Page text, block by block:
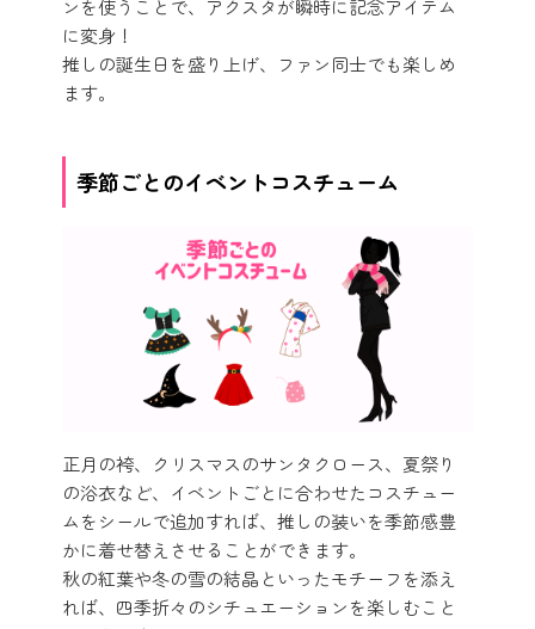
ンを使うことで、アクスタが瞬時に記念アイテム
に変身！
推しの誕生日を盛り上げ、ファン同士でも楽しめ
ます。
季節ごとのイベントコスチューム
正月の袴、クリスマスのサンタクロース、夏祭り
の浴衣など、イベントごとに合わせたコスチュー
ムをシールで追加すれば、推しの装いを季節感豊
かに着せ替えさせることができます。
秋の紅葉や冬の雪の結晶といったモチーフを添え
れば、四季折々のシチュエーションを楽しむこと